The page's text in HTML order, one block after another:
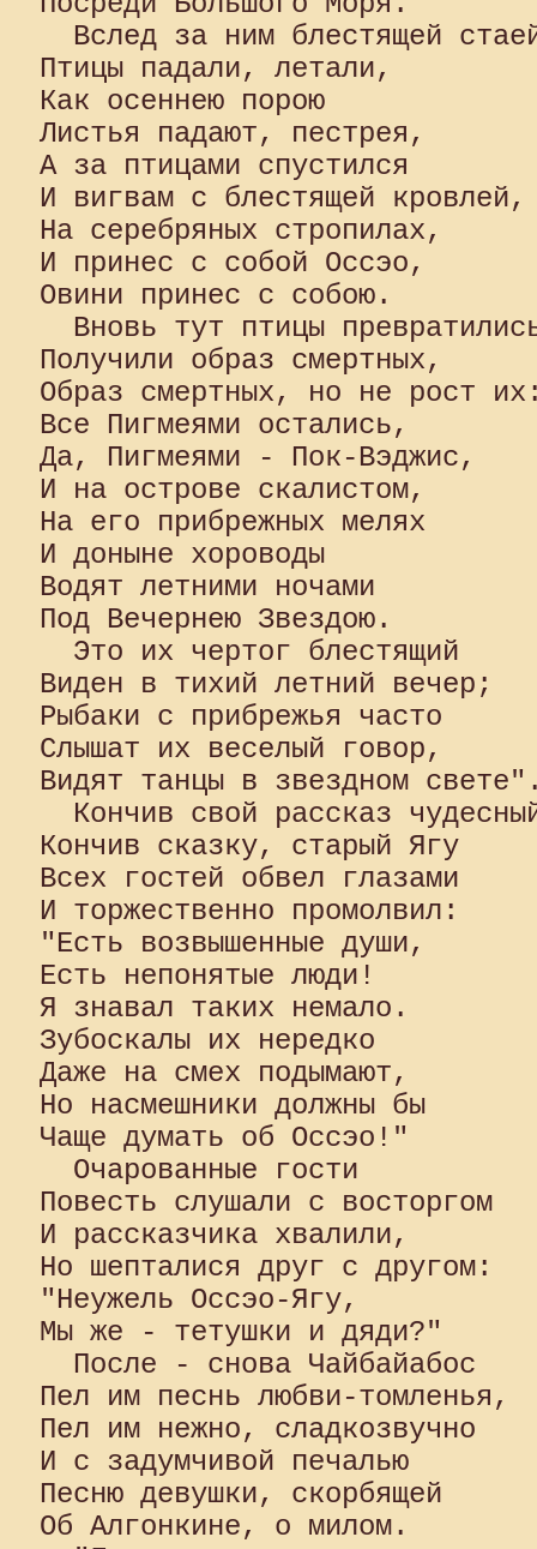
Вслед за ним блестящей
Птицы падали, летали,
Как осеннею порою
Листья падают, пестрея,
А за птицами спустился
И вигвам с блестящей
На серебряных стропилах,
И принес с собой Оссэо,
Овини принес с собою.
Вновь тут птицы
Получили образ смертных,
Образ смертных, но не рост
Все Пигмеями остались,
Да, Пигмеями - Пок-Вэджис,
И на острове скалистом,
На его прибрежных мелях
И доныне хороводы
Водят летними ночами
Под Вечернею Звездою.
  Это их чертог блестящий
Виден в тихий летний вечер;
Рыбаки с прибрежья часто
Слышат их веселый говор,
Видят танцы в звездном
Кончив свой рассказ
Кончив сказку, старый Ягу
Всех гостей обвел глазами
И торжественно промолвил:
"Есть возвышенные души,
Есть непонятые люди!
Я знавал таких немало.
Зубоскалы их нередко
Даже на смех подымают,
Но насмешники должны бы
Чаще думать об Оссэо!"
  Очарованные гости
Повесть слушали с восторгом
И рассказчика хвалили,
Но шепталися друг с другом:
"Неужель Оссэо-Ягу,
Мы же - тетушки и дяди?"
  После - снова Чайбайабос
Пел им песнь любви-томленья,
Пел им нежно, сладкозвучно
И с задумчивой печалью
Песню девушки, скорбящей
Об Алгонкине, о милом.